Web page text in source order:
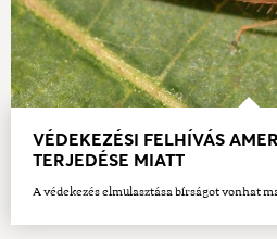
VÉDEKEZÉSI FELHÍVÁS
TERJEDÉSE MIATT
A védekezés elmulasztása bírságot vonhat